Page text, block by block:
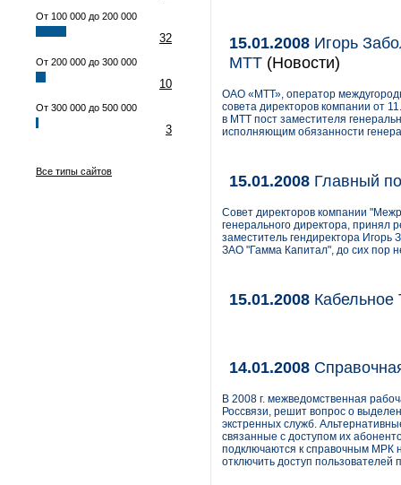
От 100 000 до 200 000
32
От 200 000 до 300 000
10
От 300 000 до 500 000
3
Все типы сайтов
15.01.2008 Игорь
МТТ (Новости)
ОАО «МТТ», оператор
совета директоров компании от
в МТТ пост заместителя
исполняющим обязанности
15.01.2008 Главный
Совет директоров компании
генерального директора,
заместитель гендиректора
ЗАО "Гамма Капитал", до сих пор
15.01.2008 Кабельное
14.01.2008
В 2008 г. межведомственная
Россвязи, решит вопрос о
экстренных служб.
связанные с доступом их
подключаются к справочным МРК
отключить доступ